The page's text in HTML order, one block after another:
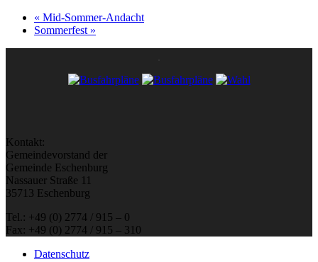
« Mid-Sommer-Andacht
Sommerfest »
Kontakt:
Gemeindevorstand der
Gemeinde Eschenburg
Nassauer Straße 11
35713 Eschenburg
Tel.: +49 (0) 2774 / 915 – 0
Fax: +49 (0) 2774 / 915 – 310
Datenschutz